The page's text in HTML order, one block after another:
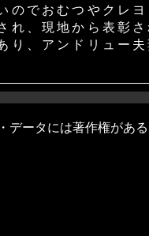
のでおむつやクレ
れ、現地から表彰
り、アンドリュー
データには著作権があ